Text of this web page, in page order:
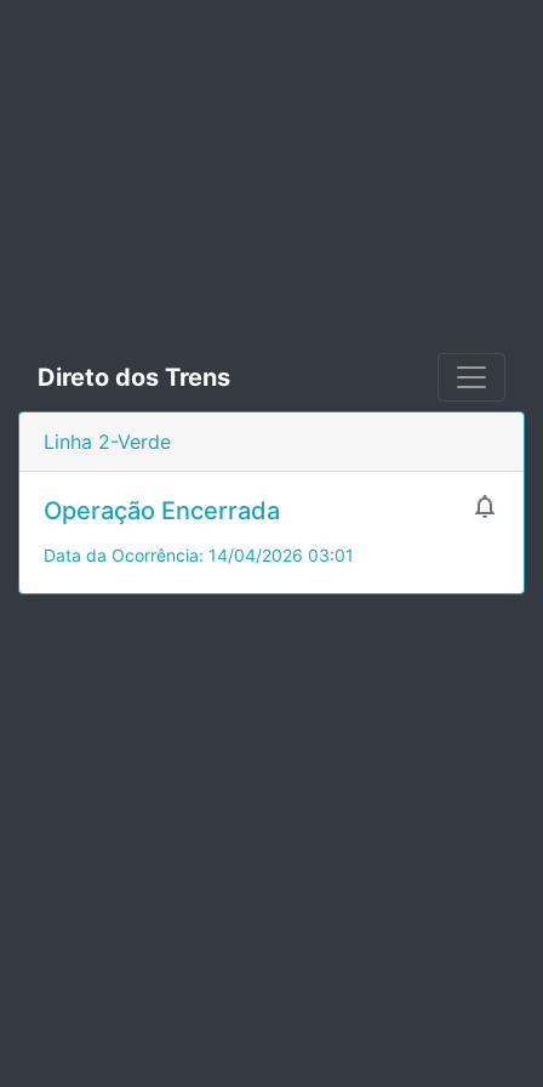
Direto dos Trens
Linha 2-Verde

Operação Encerrada
Data da Ocorrência: 14/04/2026 03:01